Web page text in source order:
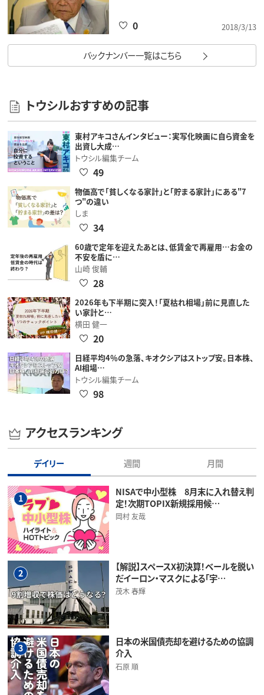
2018/3/13
0
バックナンバー一覧はこちら
トウシルおすすめの記事
東村アキコさんインタビュー：実写化映画に自ら資金を
出資し大成…
トウシル編集チーム
49
物価高で「貧しくなる家計」と「貯まる家計」にある"7
つ"の違い
しま
34
60歳で定年を迎えたあとは、低賃金で再雇用…お金の
不安を盾に…
山崎 俊輔
28
2026年も下半期に突入！「夏枯れ相場」前に見直した
い家計と…
横田 健一
20
日経平均4％の急落、キオクシアはストップ安。日本株、
AI相場…
トウシル編集チーム
98
アクセスランキング
デイリー 週間 月間
1
NISAで中小型株 8月末に入れ替え判
定！次期TOPIX新規採用候…
岡村 友哉
2
【解説】スペースX初決算！ベールを脱い
だイーロン・マスクによる「宇…
茂木 春輝
3
日本の米国債売却を避けるための協調
介入
石原 順